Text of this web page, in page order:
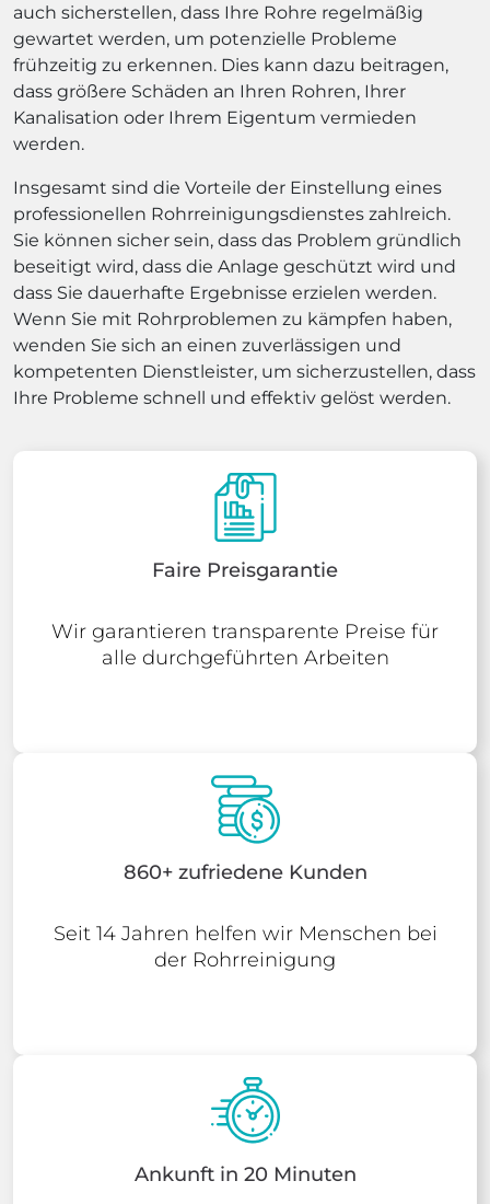
auch sicherstellen, dass Ihre Rohre regelmäßig
gewartet werden, um potenzielle Probleme
frühzeitig zu erkennen. Dies kann dazu beitragen,
dass größere Schäden an Ihren Rohren, Ihrer
Kanalisation oder Ihrem Eigentum vermieden
werden.
Insgesamt sind die Vorteile der Einstellung eines
professionellen Rohrreinigungsdienstes zahlreich.
Sie können sicher sein, dass das Problem gründlich
beseitigt wird, dass die Anlage geschützt wird und
dass Sie dauerhafte Ergebnisse erzielen werden.
Wenn Sie mit Rohrproblemen zu kämpfen haben,
wenden Sie sich an einen zuverlässigen und
kompetenten Dienstleister, um sicherzustellen, dass
Ihre Probleme schnell und effektiv gelöst werden.
Faire Preisgarantie
Wir garantieren transparente Preise für
alle durchgeführten Arbeiten
860+ zufriedene Kunden
Seit 14 Jahren helfen wir Menschen bei
der Rohrreinigung
Ankunft in 20 Minuten